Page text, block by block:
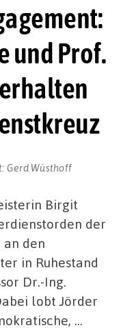
und Prof.
Gerd Wüsthoff
Birgit
der
den
in Ruhestand
Dr.-Ing.
lobt Jörder
…